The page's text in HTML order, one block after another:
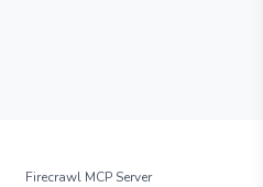
Firecrawl MCP Server